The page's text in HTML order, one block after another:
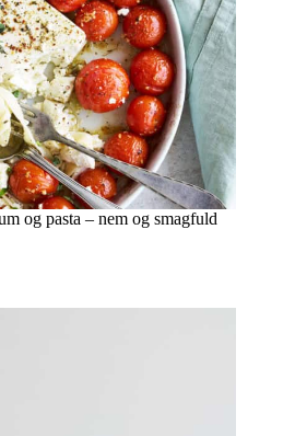
og pasta – nem og smagfuld